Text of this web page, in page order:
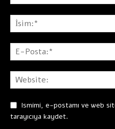
Ismimi, e-postamı ve web
tarayıcıya kaydet.